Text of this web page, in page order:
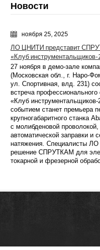
Новости
ноября 25, 2025
ЛО ЦНИТИ представит
«Клуб инструментальщиков-
27 ноября в демо-зале
(Московская обл., г. Наро-
ул. Спортивная, влд. 231)
встреча
«Клуб
событием станет премьера
крупногабаритного станка
с молибденовой
автоматической заправки и
натяжения. Специалисты
решение СПРУТКАМ для
токарной и фрезерной